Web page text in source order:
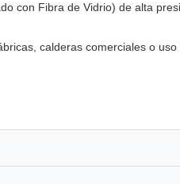
con Fibra de Vidrio) de alta
calderas comerciales o